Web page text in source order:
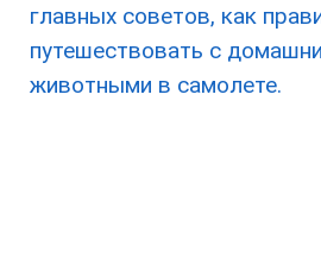
главных советов, как
путешествовать с
животными в самолете.